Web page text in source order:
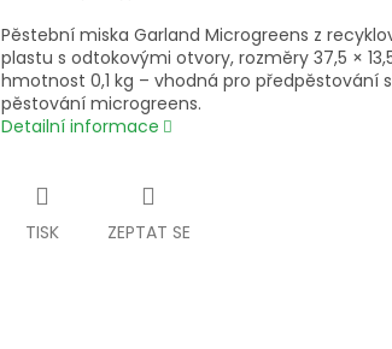
Pěstební miska Garland Microgreens z
plastu s odtokovými otvory, rozměry 37,5 ×
hmotnost 0,1 kg – vhodná pro předpěstování
pěstování microgreens.
Detailní informace
TISK ZEPTAT SE